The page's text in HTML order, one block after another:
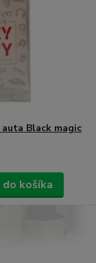
Black magic
košíka